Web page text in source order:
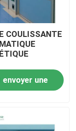
COULISSANTE
envoyer une